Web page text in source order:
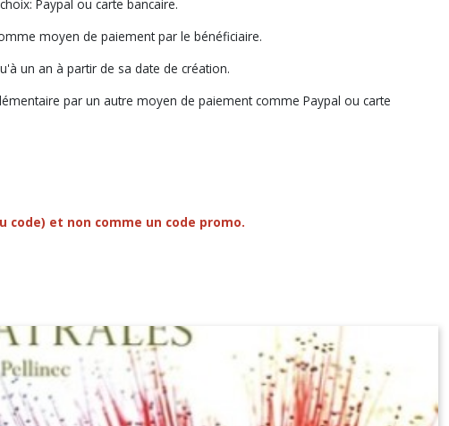
Paypal ou carte bancaire.
moyen de paiement par le bénéficiaire.
un an à partir de sa date de création.
par un autre moyen de paiement comme Paypal ou carte
et non comme un code promo.